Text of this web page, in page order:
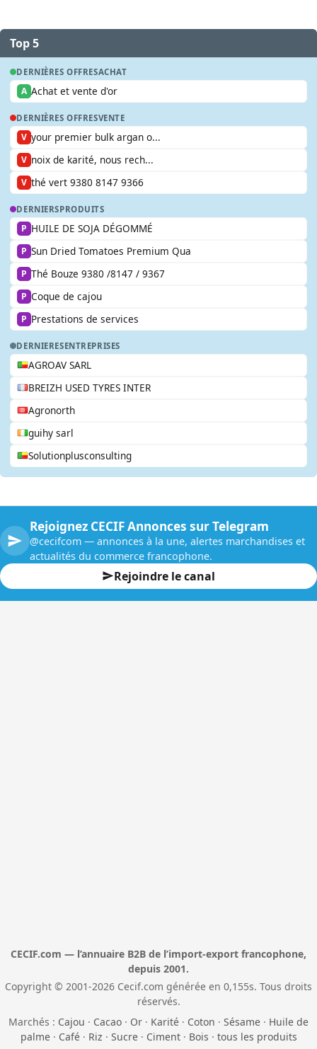
Top 5
DERNIÈRES OFFRESACHAT
A Achat et vente d'or
DERNIÈRES OFFRESVENTE
V your premier bulk argan o...
V noix de karité, nous rech...
V thé vert 9380 8147 9366
DERNIERSPRODUITS
P HUILE DE SOJA DÉGOMMÉ
P Sun Dried Tomatoes Premium Qua
P Thé Bouze 9380 /8147 / 9367
P Coque de cajou
P Prestations de services
DERNIERESENTREPRISES
AGROAV SARL
BREIZH USED TYRES INTER
Agronorth
guihy sarl
Solutionplusconsulting
Rejoignez CECIF Annonces sur Telegram
@cecifcom — annonces à la une, alertes marchandises et
actualités du commerce francophone.
Rejoindre le canal
CECIF.com — l’annuaire B2B de l’import-export francophone,
depuis 2001.
Copyright © 2001-2026 Cecif.com générée en 0,155s. Tous droits
réservés.
Marchés : Cajou · Cacao · Or · Karité · Coton · Sésame · Huile de
palme· Café· Riz · Sucre· Ciment· Bois · tous les produits